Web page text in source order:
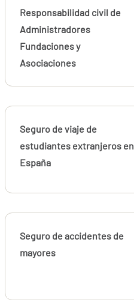
Responsabilidad civil de
Administradores
Fundaciones y
Asociaciones
Seguro de viaje de
estudiantes extranjeros en
España
Seguro de accidentes de
mayores